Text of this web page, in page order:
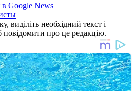
в Google News
необхідний текст і
повідомити про це редакцію.